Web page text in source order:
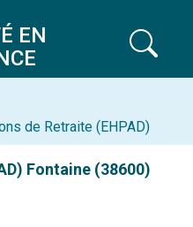
EN
de Retraite (EHPAD)
Fontaine (38600)